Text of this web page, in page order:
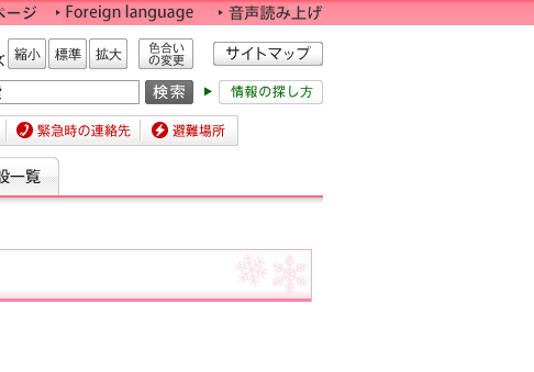
縮小 標準 拡大
色合いの変更
緊急時の連絡先 避難場所